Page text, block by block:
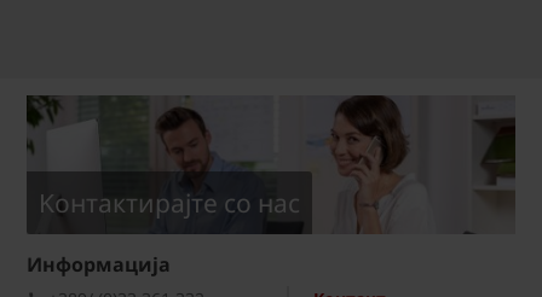
Kонтактирајте со нас
Информациja